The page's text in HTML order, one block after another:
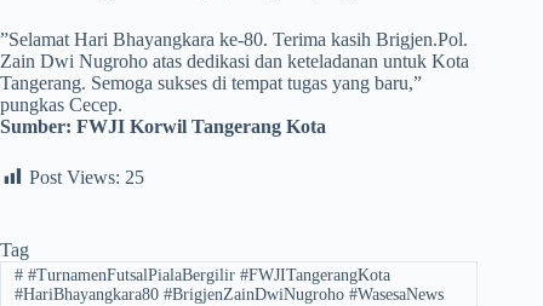
​”Selamat Hari Bhayangkara ke-80. Terima kasih Brigjen.Pol.
Zain Dwi Nugroho atas dedikasi dan keteladanan untuk Kota
Tangerang. Semoga sukses di tempat tugas yang baru,”
pungkas Cecep.
Sumber: FWJI Korwil Tangerang Kota
Post Views: 25
Tag
##TurnamenFutsalPialaBergilir #FWJITangerangKota
#HariBhayangkara80 #BrigjenZainDwiNugroho #WasesaNews